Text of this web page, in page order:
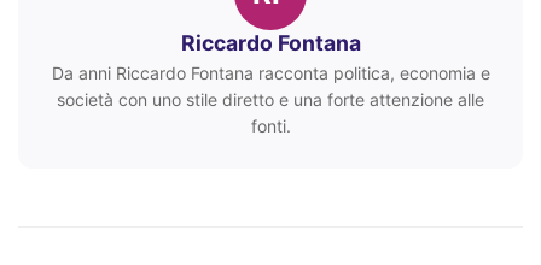
Riccardo Fontana
Da anni Riccardo Fontana racconta politica, economia e
società con uno stile diretto e una forte attenzione alle
fonti.